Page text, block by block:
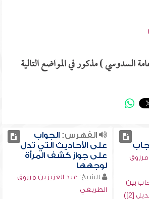
السدوسي ) مذكور في المواضع التالية
مرزوق
بين
[2])
الفهرس:الجواب
على الأحاديث التي تدل
على جواز كشف المرأة
لوجهها
للشيخ: عبد العزيز بن مرزوق
الطريفي